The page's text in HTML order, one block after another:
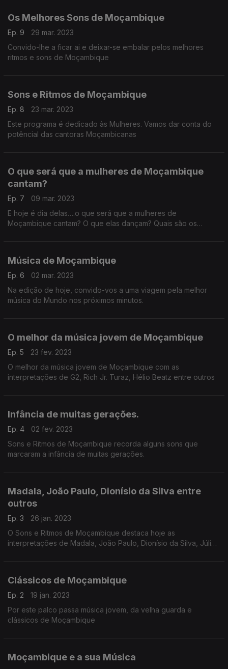
Os Melhores Sons de Moçambique
Ep. 9
29 mar. 2023
Convido-lhe a ficar ai e deixar-se embalar pelos melhores
ritmos e sons de Moçambique
Sons e Ritmos de Moçambique
Ep. 8
23 mar. 2023
Este programa é dedicado às Mulheres. Vamos dar conta do
potêncial das cantoras Moçambicanas
O que será que a mulheres de Moçambique
cantam?
Ep. 7
09 mar. 2023
E hoje é dia delas….o que será que a mulheres de
Moçambique cantam? O que elas dançam? Quais são os
Música de Moçambique
Ep. 6
02 mar. 2023
Na edição de hoje, convido-vos a uma viagem pela melhor
música do Mundo nos próximos minutos.
O melhor da música jovem de Moçambique
Ep. 5
23 fev. 2023
O melhor da música jovem de Moçambique com as
interpretações de G2, Rich Jr. Turaz, Hélio Beatz entre outros
Infância de muitas gerações.
Ep. 4
02 fev. 2023
Sons e Ritmos de Moçambique recorda alguns sons que
marcaram a infância de muitas gerações.
Madala, João Paulo, Dionísio da Silva entre
outros
Ep. 3
26 jan. 2023
O Sons e Ritmos de Moçambique destaca hoje as
interpretações de Madala, João Paulo, Dionísio da Silva, Júlia
Clássicos de Moçambique
Ep. 2
19 jan. 2023
Por este palco passa música jovem, da velha guarda e
clássicos de Moçambique
Moçambique e a sua Música